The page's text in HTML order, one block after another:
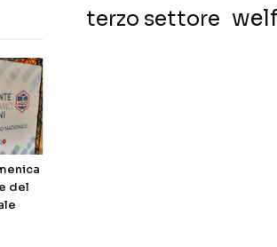
del
terzo settore